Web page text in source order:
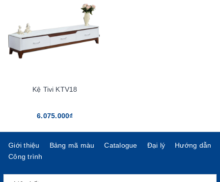
Kệ Tivi KTV18
6.075.000₫
Giới thiệu Bảng mã màu Catalogue Đại lý
Hướng dẫn
Công trình